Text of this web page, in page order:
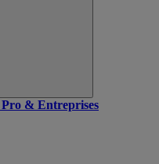
Pro & Entreprises